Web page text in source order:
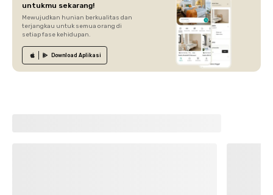
untukmu sekarang!
Mewujudkan hunian berkualitas dan
terjangkau untuk semua orang di
setiap fase kehidupan.
Download Aplikasi